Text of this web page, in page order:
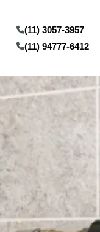
(11) 3057-3957
(11) 94777-6412